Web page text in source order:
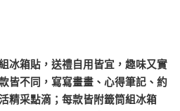
冰箱貼，送禮自用皆宜，趣味又實
皆不同，寫寫畫畫、心得筆記、約
采點滴；每款皆附籤筒組冰箱